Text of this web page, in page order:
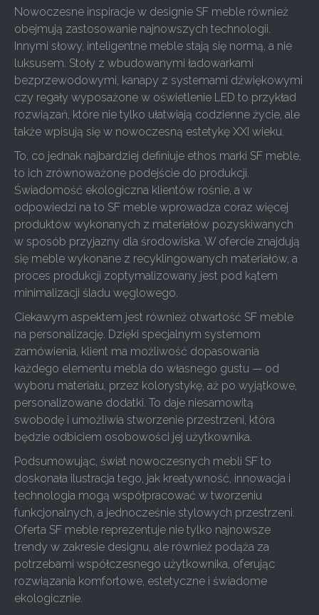
Nowoczesne inspiracje w designie SF meble również
obejmują zastosowanie najnowszych technologii.
Innymi słowy, inteligentne meble stają się normą, a nie
luksusem. Stoły z wbudowanymi ładowarkami
bezprzewodowymi, kanapy z systemami dźwiękowymi
czy regały wyposażone w oświetlenie LED to przykład
rozwiązań, które nie tylko ułatwiają codzienne życie, ale
także wpisują się w nowoczesną estetykę XXI wieku.
To, co jednak najbardziej definiuje ethos marki SF meble,
to ich zrównoważone podejście do produkcji.
Świadomość ekologiczna klientów rośnie, a w
odpowiedzi na to SF meble wprowadza coraz więcej
produktów wykonanych z materiałów pozyskiwanych
w sposób przyjazny dla środowiska. W ofercie znajdują
się meble wykonane z recyklingowanych materiałów, a
proces produkcji zoptymalizowany jest pod kątem
minimalizacji śladu węglowego.
Ciekawym aspektem jest również otwartość SF meble
na personalizację. Dzięki specjalnym systemom
zamówienia, klient ma możliwość dopasowania
każdego elementu mebla do własnego gustu — od
wyboru materiału, przez kolorystykę, aż po wyjątkowe,
personalizowane dodatki. To daje niesamowitą
swobodę i umożliwia stworzenie przestrzeni, która
będzie odbiciem osobowości jej użytkownika.
Podsumowując, świat nowoczesnych mebli SF to
doskonała ilustracja tego, jak kreatywność, innowacja i
technologia mogą współpracować w tworzeniu
funkcjonalnych, a jednocześnie stylowych przestrzeni.
Oferta SF meble reprezentuje nie tylko najnowsze
trendy w zakresie designu, ale również podąża za
potrzebami współczesnego użytkownika, oferując
rozwiązania komfortowe, estetyczne i świadome
ekologicznie.